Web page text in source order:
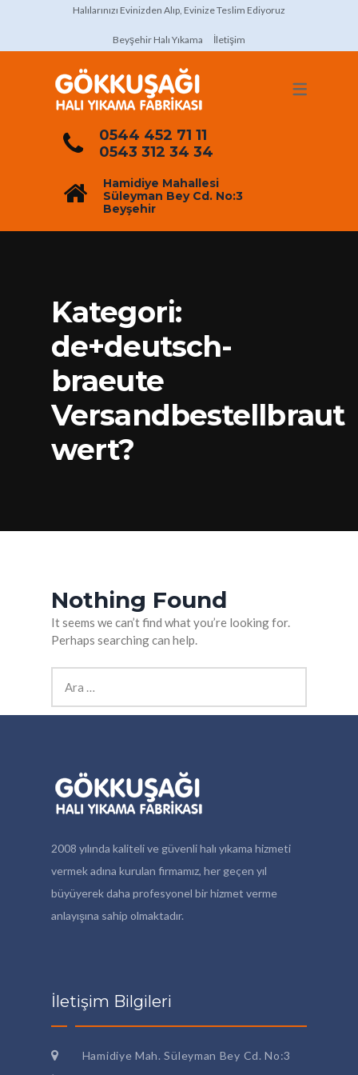
Halılarınızı Evinizden Alıp, Evinize Teslim Ediyoruz
Beyşehir Halı Yıkama İletişim
0544 452 71 11
0543 312 34 34
Hamidiye Mahallesi
Süleyman Bey Cd. No:3
Beyşehir
Kategori:
de+deutsch-
braeute
Versandbestellbraut
wert?
Nothing Found
It seems we can’t find what you’re looking for.
Perhaps searching can help.
2008 yılında kaliteli ve güvenli halı yıkama hizmeti
vermek adına kurulan firmamız, her geçen yıl
büyüyerek daha profesyonel bir hizmet verme
anlayışına sahip olmaktadır.
İletişim Bilgileri
Hamidiye Mah. Süleyman Bey Cd. No:3